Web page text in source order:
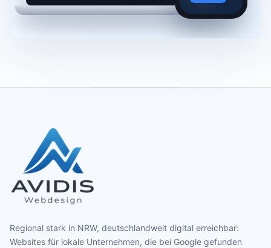
Regional stark in NRW, deutschlandweit digital erreichbar:
Websites für lokale Unternehmen, die bei Google gefunden